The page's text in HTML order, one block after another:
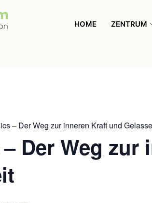
HOME ZENTRUM
– Der Weg zur inneren Kraft und
Der Weg zur